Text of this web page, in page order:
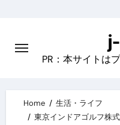
content
PR：本サイトは
Home
生活・ライフ
東京インドアゴルフ株